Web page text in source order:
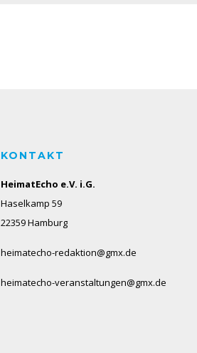
KONTAKT
HeimatEcho e.V. i.G.
Haselkamp 59
22359 Hamburg
heimatecho-redaktion@gmx.de
heimatecho-veranstaltungen@gmx.de